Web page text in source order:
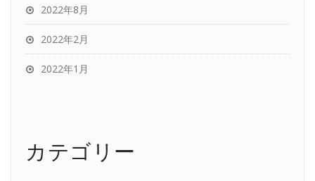
2022年8月
2022年2月
2022年1月
カテゴリー